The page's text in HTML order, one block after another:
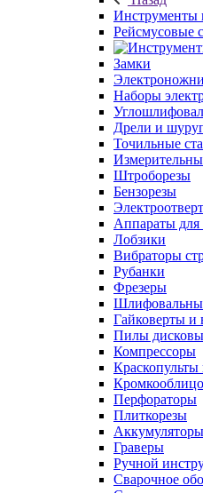
Инструменты
Рейсмусовые
Замки
Наборы
Дрели и
Точильные
Штроборезы
Бензорезы
Аппараты для
Лобзики
Вибраторы
Рубанки
Фрезеры
Гайковерты и
Пилы
Компрессоры
Перфораторы
Плиткорезы
Граверы
Ручной
Сварочное